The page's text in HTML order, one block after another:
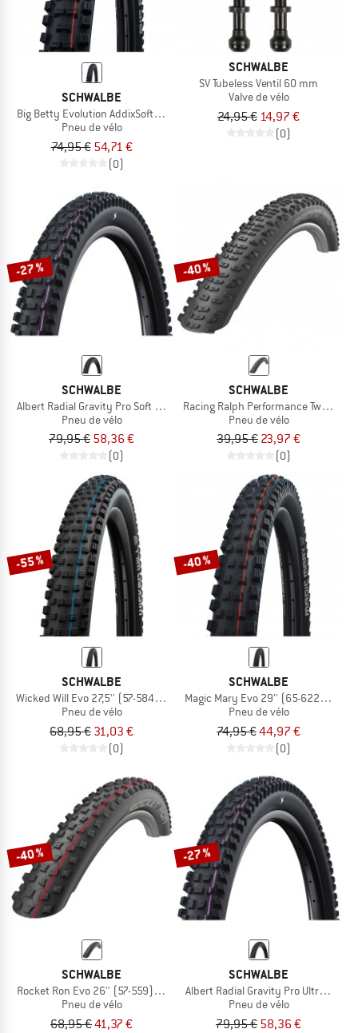
SCHWALBE
Big Betty Evolution AddixSoft SuperGravity E-50 27,5'' (62-584) TLE E-50
Pneu de vélo
74,95 € 54,71 €
(0)
SCHWALBE
SV Tubeless Ventil 60 mm
Valve de vélo
24,95 € 14,97 €
(0)
-27 %
SCHWALBE
Albert Radial Gravity Pro Soft 29'' (63-622)
Pneu de vélo
79,95 € 58,36 €
(0)
-40 %
SCHWALBE
Racing Ralph Performance TwinSkin
Pneu de vélo
39,95 € 23,97 €
(0)
-55 %
SCHWALBE
Wicked Will Evo 27,5'' (57-584) Super Ground TLE
Pneu de vélo
68,95 € 31,03 €
(0)
-40 %
SCHWALBE
Magic Mary Evo 29'' (65-622) Super
Pneu de vélo
74,95 €44,97 €
(0)
-40 %
SCHWALBE
Rocket Ron Evo 26'' (57-559) Super Ground TLE
Pneu de vélo
68,95 €41,37 €
-27 %
SCHWALBE
Albert Radial Gravity Pro Ultra Soft
Pneu de vélo
79,95 € 58,36 €